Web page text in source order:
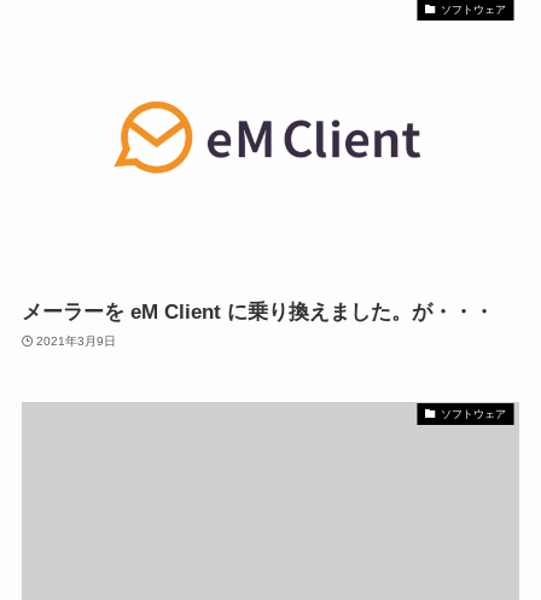
ソフトウェア
メーラーを eM Client に乗り換えました。が・・・
2021年3月9日
ソフトウェア